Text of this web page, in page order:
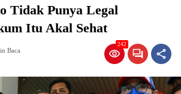
Tidak Punya Legal
Itu Akal Sehat
Baca
242